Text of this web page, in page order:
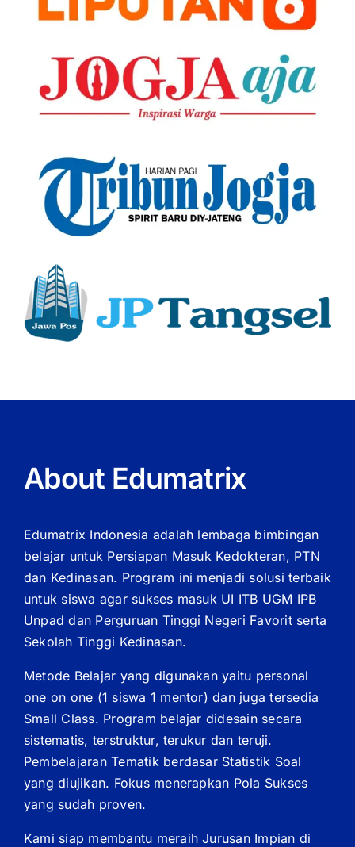
About Edumatrix
Edumatrix Indonesia adalah lembaga bimbingan
belajar untuk Persiapan Masuk Kedokteran, PTN
dan Kedinasan. Program ini menjadi solusi terbaik
untuk siswa agar sukses masuk UI ITB UGM IPB
Unpad dan Perguruan Tinggi Negeri Favorit serta
Sekolah Tinggi Kedinasan.
Metode Belajar yang digunakan yaitu personal
one on one (1 siswa 1 mentor) dan juga tersedia
Small Class. Program belajar didesain secara
sistematis, terstruktur, terukur dan teruji.
Pembelajaran Tematik berdasar Statistik Soal
yang diujikan. Fokus menerapkan Pola Sukses
yang sudah proven.
Kami siap membantu meraih Jurusan Impian di